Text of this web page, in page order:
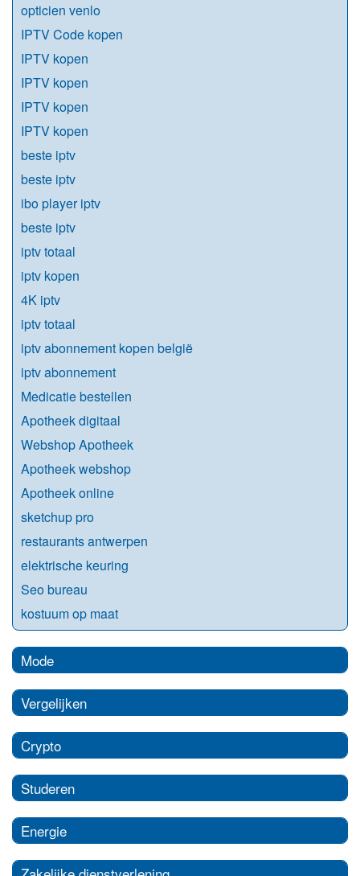
opticien venlo
IPTV Code kopen
IPTV kopen
IPTV kopen
IPTV kopen
IPTV kopen
beste iptv
beste iptv
ibo player iptv
beste iptv
iptv totaal
iptv kopen
4K iptv
iptv totaal
iptv abonnement kopen belgië
iptv abonnement
Medicatie bestellen
Apotheek digitaal
Webshop Apotheek
Apotheek webshop
Apotheek online
sketchup pro
restaurants antwerpen
elektrische keuring
Seo bureau
kostuum op maat
Mode
Vergelijken
Crypto
Studeren
Energie